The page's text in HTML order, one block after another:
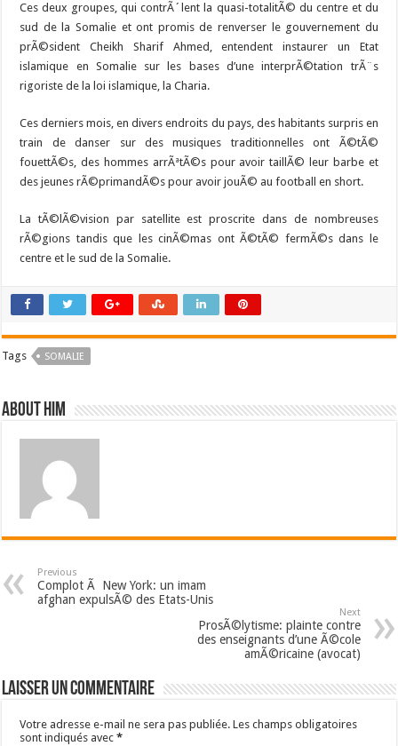
Ces deux groupes, qui contrÃ´lent la quasi-totalitÃ© du centre et du
sud de la Somalie et ont promis de renverser le gouvernement du
prÃ©sident Cheikh Sharif Ahmed, entendent instaurer un Etat
islamique en Somalie sur les bases d’une interprÃ©tation trÃ¨s
rigoriste de la loi islamique, la Charia.
Ces derniers mois, en divers endroits du pays, des habitants surpris en
train de danser sur des musiques traditionnelles ont Ã©tÃ©
fouettÃ©s, des hommes arrÃªtÃ©s pour avoir taillÃ© leur barbe et
des jeunes rÃ©primandÃ©s pour avoir jouÃ© au football en short.
La tÃ©lÃ©vision par satellite est proscrite dans de nombreuses
rÃ©gions tandis que les cinÃ©mas ont Ã©tÃ© fermÃ©s dans le
centre et le sud de la Somalie.
Tags SOMALIE
About him
Previous
Complot Ã New York: un imam
afghan expulsÃ© des Etats-Unis
Next
ProsÃ©lytisme: plainte contre
des enseignants d’une Ã©cole
amÃ©ricaine (avocat)
Laisser un commentaire
Votre adresse e-mail ne sera pas publiée. Les champs obligatoires
sont indiqués avec*